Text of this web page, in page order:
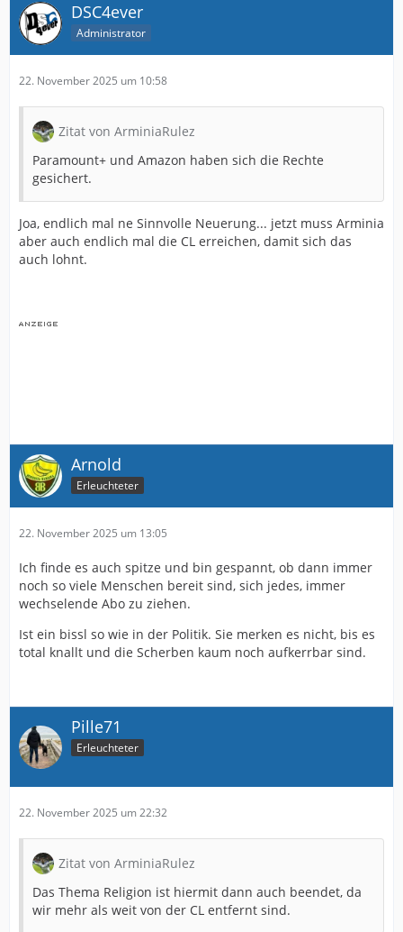
DSC4ever
Administrator
22. November 2025 um 10:58
Zitat von ArminiaRulez
Paramount+ und Amazon haben sich die Rechte
gesichert.
Joa, endlich mal ne Sinnvolle Neuerung... jetzt muss Arminia
aber auch endlich mal die CL erreichen, damit sich das
auch lohnt.
Arnold
Erleuchteter
22. November 2025 um 13:05
Ich finde es auch spitze und bin gespannt, ob dann immer
noch so viele Menschen bereit sind, sich jedes, immer
wechselende Abo zu ziehen.
Ist ein bissl so wie in der Politik. Sie merken es nicht, bis es
total knallt und die Scherben kaum noch aufkerrbar sind.
Pille71
Erleuchteter
22. November 2025 um 22:32
Zitat von ArminiaRulez
Das Thema Religion ist hiermit dann auch beendet, da
wir mehr als weit von der CL entfernt sind.